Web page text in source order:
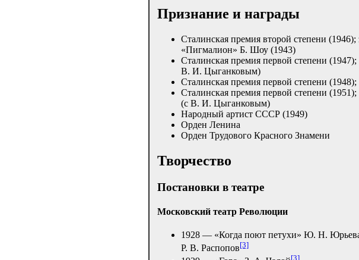
Признание и награды
Сталинская премия второй степени
«Пигмалион» Б. Шоу (1943)
Сталинская премия первой степени
В. И. Цыганковым)
Сталинская премия первой степени
Сталинская премия первой степени
(с В. И. Цыганковым)
Народный артист СССР (1949)
Орден Ленина
Орден Трудового Красного Знамени
Творчество
Постановки в театре
Московский театр Революции
1928 — «Когда поют петухи» Ю. Н.
Р. В. Распопов[3]
[3]